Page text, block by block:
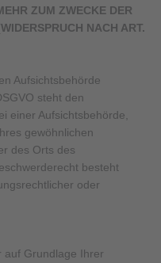
ZUM ZWECKE DER
NACH ART.
Aufsichts­behörde
steht den
einer Aufsichtsbehörde,
gewöhnlichen
des Orts des
besteht
oder
auf Grundlage Ihrer